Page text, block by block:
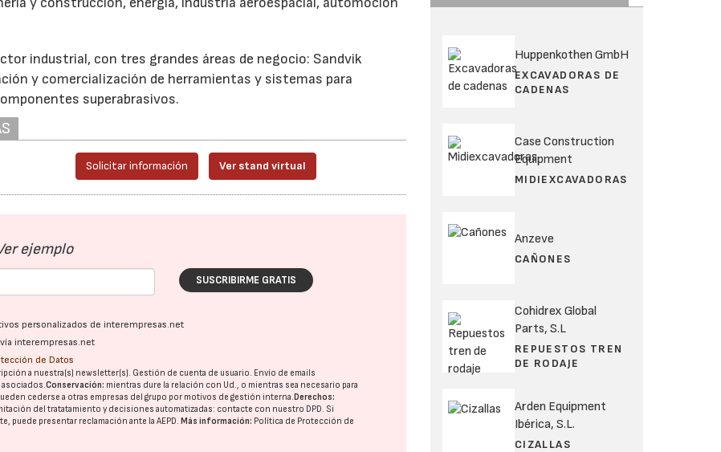
industrial, con tres grandes áreas de negocio: Sandvik
y comercialización de herramientas y sistemas para
superabrasivos.
Solicitar información Ver stand virtual
ejemplo
SUSCRIBIRME GRATIS
personalizados de interempresas.net
interempresas.net
de Datos
a nuestra(s) newsletter(s). Gestión de cuenta de usuario. Envío de emails
asociados.Conservación: mientras dure la relación con Ud., o mientras sea necesario para
cederse a otras empresas del grupo por motivos de gestión interna.Derechos:
del tratatamiento y decisiones automatizadas: contacte con nuestro DPD. Si
puede presentar reclamación ante laAEPD.Más información: Política de Protección de
Huppenkothen GmbH
EXCAVADORAS DE
CADENAS
Case Construction
Equipment
MIDIEXCAVADORAS
Anzeve
CAÑONES
Cohidrex Global
Parts, S.L
REPUESTOS TREN
DE RODAJE
Arden Equipment
Ibérica, S.L.
CIZALLAS